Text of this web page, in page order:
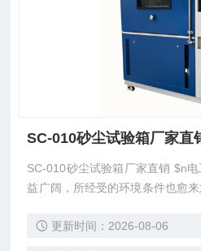
SC-010砂尘试验箱厂家直
SC-010砂尘试验箱厂家直销 $n
益广阔，所经受的环境条件也愈
证产品在储存运输中免遭损坏，
更新时间：2026-08-06